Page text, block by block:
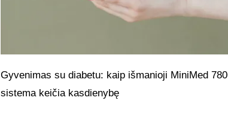
Gyvenimas su diabetu: kaip išmanioji MiniMed
sistema keičia kasdienybę